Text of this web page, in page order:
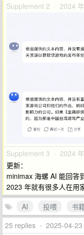
Supplement 2 · 2024
Supplement 3 · 2024
更新：
minimax 海螺 AI 能回答
2023 年就有很多人在用
AI
投喂
书
25 replies • 2025-04-